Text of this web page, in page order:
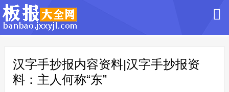
汉字手抄报内容资料|汉字手抄报资
料：主人何称“东”